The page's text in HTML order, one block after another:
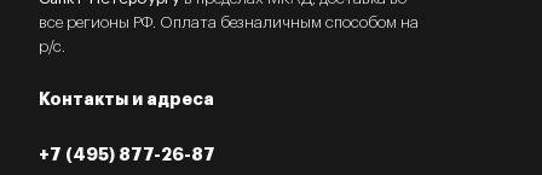
все регионы РФ. Оплата безналичным способом на
р/с.
Контакты и адреса
+7 (495) 877-26-87